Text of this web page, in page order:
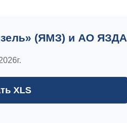
(ЯМЗ) и АО ЯЗДА
XLS